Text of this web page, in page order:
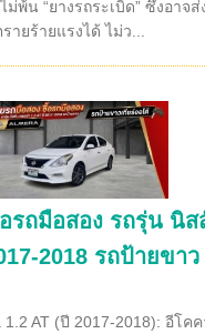
พ้น “ยางรถระเบิด” ซึ่งอาจส่
ยร้ายแรงได้ ไม่ว...
รถมือสอง รถรุ่น นิส
2018 รถป้ายขาว
1.2 AT (ปี 2017-2018): อีโค